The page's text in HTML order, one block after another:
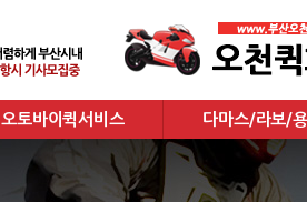
오토바이퀵서비스
오토바이퀵서비스
다마스/라보/
다마스/라보/용